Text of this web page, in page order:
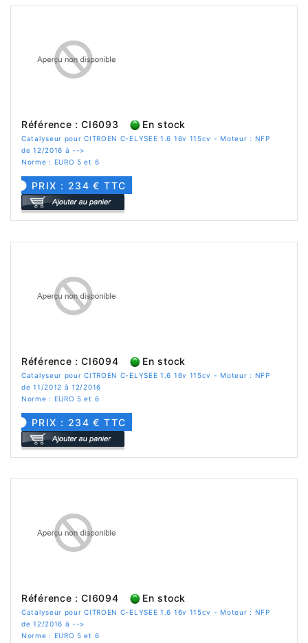
Référence : CI6093 En stock
Catalyseur pour CITROEN C-ELYSEE 1.6 16v 115cv - Moteur : NFP
de 12/2016 à -->
Norme : EURO 5 et 6
PRIX : 234 € TTC
Référence : CI6094 En stock
Catalyseur pour CITROEN C-ELYSEE 1.6 16v 115cv - Moteur : NFP
de 11/2012 à 12/2016
Norme : EURO 5 et 6
PRIX : 234 € TTC
Référence : CI6094 En stock
Catalyseur pour CITROEN C-ELYSEE 1.6 16v 115cv - Moteur : NFP
de 12/2016 à -->
Norme : EURO 5 et 6